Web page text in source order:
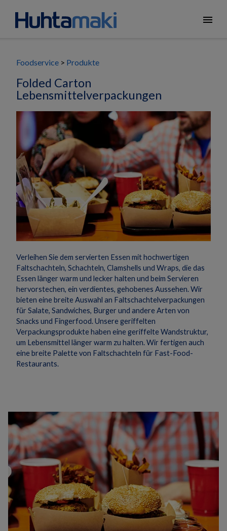
menu
Foodservice Produkte
Folded Carton
Lebensmittelverpackungen
Verleihen Sie dem servierten Essen mit hochwertigen
Faltschachteln, Schachteln, Clamshells und Wraps, die das
Essen länger warm und lecker halten und beim Servieren
hervorstechen, ein verdientes, gehobenes Aussehen.Wir
bieten eine breite Auswahl an Faltschachtelverpackungen
für Salate, Sandwiches, Burger und andere Arten von
Snacks und Fingerfood.Unsere geriffelten
Verpackungsprodukte haben eine geriffelte Wandstruktur,
um Lebensmittel länger warm zu halten.Wir fertigen auch
eine breite Palette von Faltschachteln für Fast-Food-
Restaurants.